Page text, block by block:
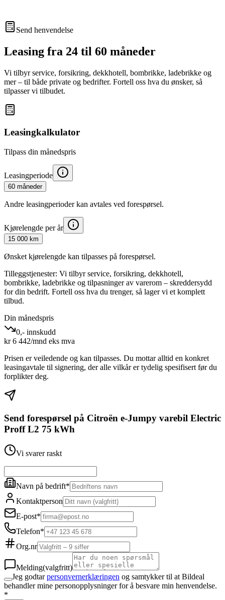
Send henvendelse
Leasing fra 24 til 60 måneder
Vi tilbyr service, forsikring, dekkhotell, bombrikke, ladebrikke og
mer – til både private og bedrifter. Fortell oss hva du ønsker, så
tilpasser vi tilbudet.
Leasingkalkulator
Tilpass din månedspris
Leasingperiode
60 måneder
Andre leasingperioder kan avtales ved forespørsel.
Kjørelengde per år
15 000 km
Ønsket kjørelengde kan tilpasses på forespørsel.
Tilleggstjenester: Vi tilbyr service, forsikring, dekkhotell,
bombrikke, ladebrikke og tilpasninger av varerom – skreddersydd
for din bedrift. Fortell oss hva du trenger, så lager vi et komplett
tilbud.
Din månedspris
0,- innskudd
kr6 442/mnd eks mva
Prisen er veiledende og kan tilpasses. Du mottar alltid en konkret
leasingavtale til signering, der alle vilkår er tydelig spesifisert før du
forplikter deg.
Send forespørsel på Citroën e-Jumpy varebil Electric
Proff L2 75 kWh
Vi svarer raskt
Navn på bedrift*
Kontaktperson
E-post*
Telefon*
Org.nr
Melding(valgfritt)
Jeg godtar personvernerklæringen og samtykker til at Bildeal
behandler mine personopplysninger for å besvare min henvendelse.
*